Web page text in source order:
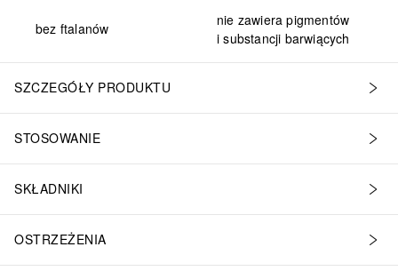
bez ftalanów
nie zawiera pigmentów
i substancji barwiących
SZCZEGÓŁY PRODUKTU
STOSOWANIE
SKŁADNIKI
OSTRZEŻENIA